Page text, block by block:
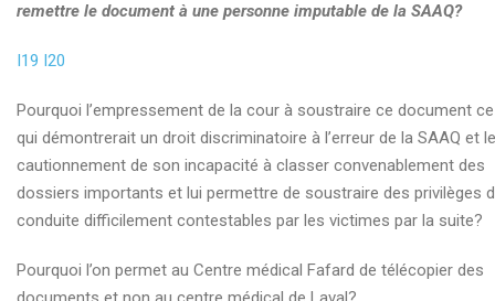
remettre le document à une personne imputable de la SAAQ?
I19 I20
Pourquoi l’empressement de la cour à soustraire ce document ce
qui démontrerait un droit discriminatoire à l’erreur de la SAAQ et le
cautionnement de son incapacité à classer convenablement des
dossiers importants et lui permettre de soustraire des privilèges
conduite difficilement contestables par les victimes par la suite?
Pourquoi l’on permet au Centre médical Fafard de télécopier des